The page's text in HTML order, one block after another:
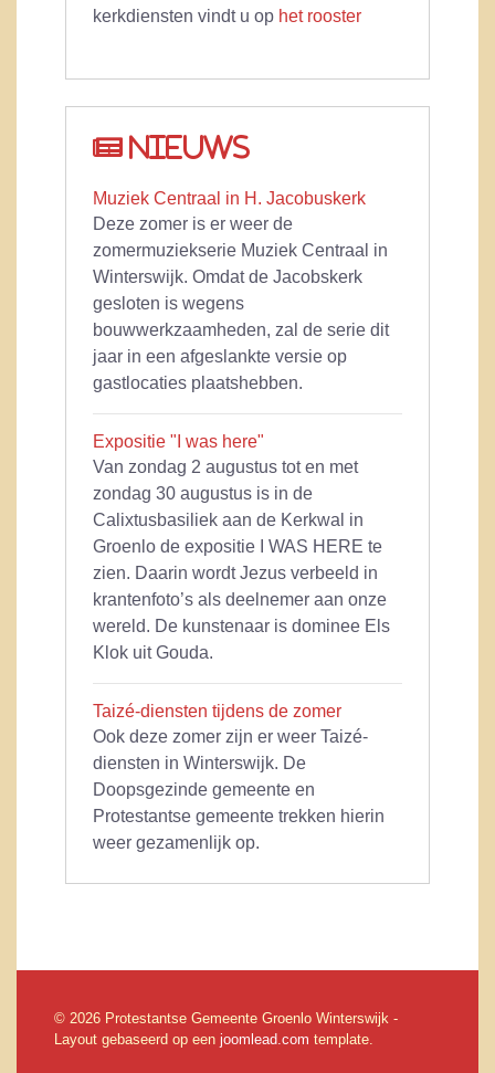
kerkdiensten vindt u op het rooster
Nieuws
Muziek Centraal in H. Jacobuskerk
Deze zomer is er weer de
zomermuziekserie Muziek Centraal in
Winterswijk. Omdat de Jacobskerk
gesloten is wegens
bouwwerkzaamheden, zal de serie dit
jaar in een afgeslankte versie op
gastlocaties plaatshebben.
Expositie "I was here"
Van zondag 2 augustus tot en met
zondag 30 augustus is in de
Calixtusbasiliek aan de Kerkwal in
Groenlo de expositie I WAS HERE te
zien. Daarin wordt Jezus verbeeld in
krantenfoto’s als deelnemer aan onze
wereld. De kunstenaar is dominee Els
Klok uit Gouda.
Taizé-diensten tijdens de zomer
Ook deze zomer zijn er weer Taizé-
diensten in Winterswijk. De
Doopsgezinde gemeente en
Protestantse gemeente trekken hierin
weer gezamenlijk op.
© 2026 Protestantse Gemeente Groenlo Winterswijk -
Layout gebaseerd op een joomlead.com template.